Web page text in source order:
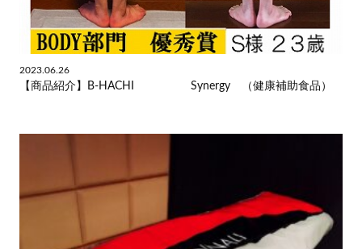
2023.06.26
【商品紹介】B-HACHI Synergy （健康補助食品）